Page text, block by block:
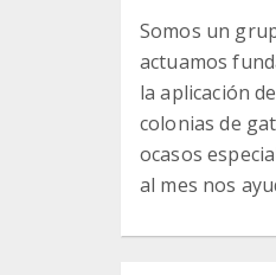
Somos un
actuamos
la aplicación
colonias de
ocasos
al mes nos